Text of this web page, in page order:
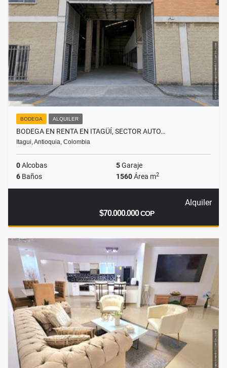
BODEGA ALQUILER
BODEGA EN RENTA EN ITAGÜÍ, SECTOR AUTO…
Itagui, Antioquia, Colombia
0Alcobas 5Garaje
6 Baños 1560Área m2
Alquiler
$70.000.000COP